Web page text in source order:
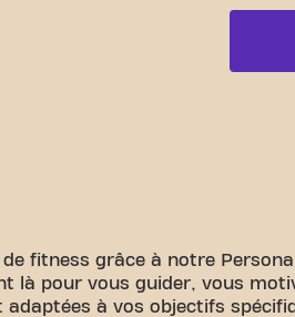
fitness grâce à notre
là pour vous guider, vous
à vos objectifs